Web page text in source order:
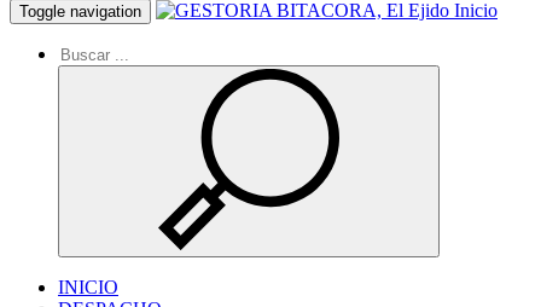
Toggle navigation Inicio
INICIO